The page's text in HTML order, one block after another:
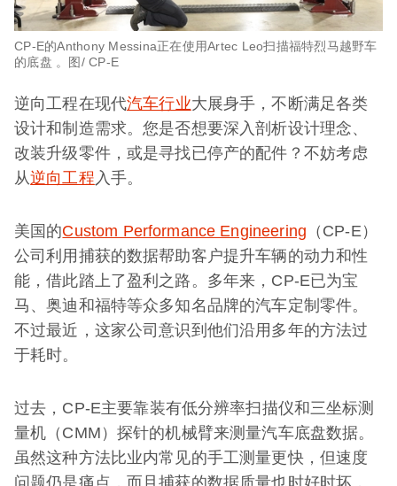
CP-E的Anthony Messina正在使用Artec Leo扫描福特烈马越野车
的底盘 。图/ CP-E
逆向工程在现代汽车行业大展身手，不断满足各类
设计和制造需求。您是否想要深入剖析设计理念、
改装升级零件，或是寻找已停产的配件？不妨考虑
从逆向工程入手。
美国的Custom Performance Engineering （CP-E）
公司利用捕获的数据帮助客户提升车辆的动力和性
能，借此踏上了盈利之路。多年来，CP-E已为宝
马、奥迪和福特等众多知名品牌的汽车定制零件。
不过最近，这家公司意识到他们沿用多年的方法过
于耗时。
过去，CP-E主要靠装有低分辨率扫描仪和三坐标测
量机（CMM）探针的机械臂来测量汽车底盘数据。
虽然这种方法比业内常见的手工测量更快，但速度